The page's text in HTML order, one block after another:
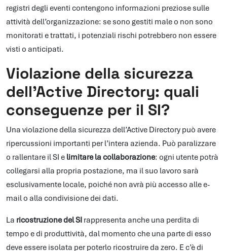
registri degli eventi contengono informazioni preziose sulle
attività dell’organizzazione: se sono gestiti male o non sono
monitorati e trattati, i potenziali rischi potrebbero non essere
visti o anticipati.
Violazione della sicurezza
dell’Active Directory: quali
conseguenze per il SI?
Una violazione della sicurezza dell’Active Directory può avere
ripercussioni importanti per l’intera azienda. Può paralizzare
o rallentare il SI e limitare la collaborazione: ogni utente potrà
collegarsi alla propria postazione, ma il suo lavoro sarà
esclusivamente locale, poiché non avrà più accesso alle e-
mail o alla condivisione dei dati.
La ricostruzione del SI rappresenta anche una perdita di
tempo e di produttività, dal momento che una parte di esso
deve essere isolata per poterlo ricostruire da zero. E c’è di